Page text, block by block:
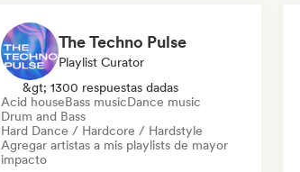
The Techno Pulse
Playlist Curator
&gt; 1300 respuestas dadas
Acid houseBass musicDance music
Drum and Bass
Hard Dance / Hardcore / Hardstyle
Agregar artistas a mis playlists de mayor
impacto